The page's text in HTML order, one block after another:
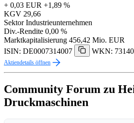
+ 0,03 EUR +1,89 %
KGV 29,66
Sektor Industrieunternehmen
Div.-Rendite 0,00 %
Marktkapitalisierung 456,42 Mio. EUR
ISIN: DE0007314007
WKN:
Aktiendetails öffnen
Community Forum zu
Druckmaschinen